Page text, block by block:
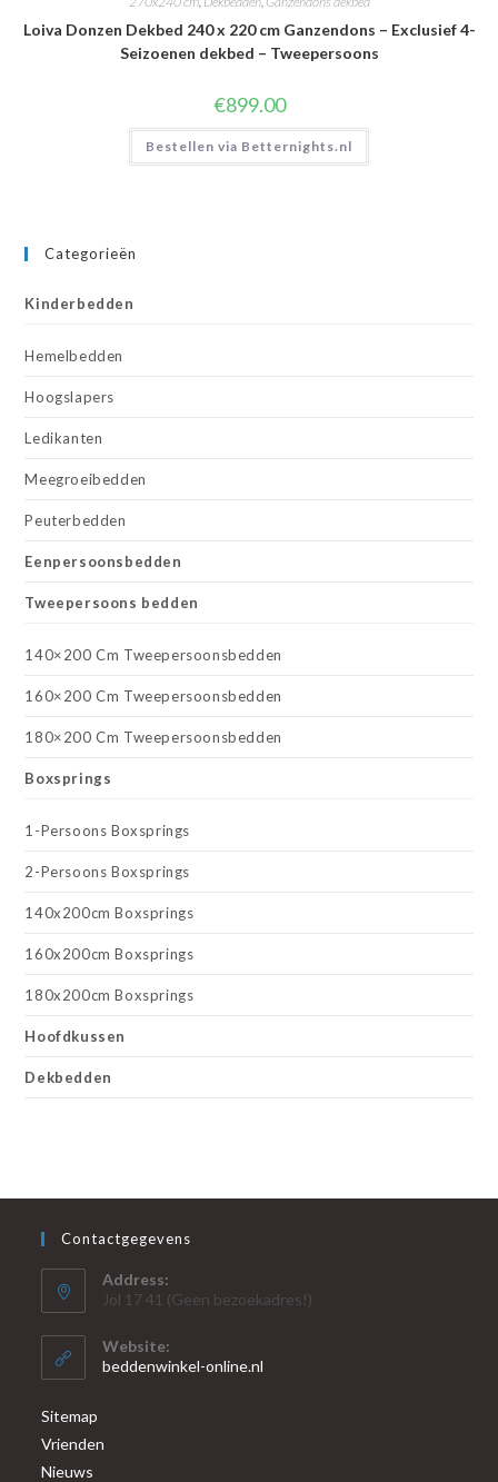
Loiva Donzen Dekbed 240 x 220 cm Ganzendons – Exclusief 4-
Seizoenen dekbed – Tweepersoons
€899.00
Bestellen via Betternights.nl
Categorieën
Kinderbedden
Hemelbedden
Hoogslapers
Ledikanten
Meegroeibedden
Peuterbedden
Eenpersoonsbedden
Tweepersoons bedden
140×200 Cm Tweepersoonsbedden
160×200 Cm Tweepersoonsbedden
180×200 Cm Tweepersoonsbedden
Boxsprings
1-Persoons Boxsprings
2-Persoons Boxsprings
140x200cm Boxsprings
160x200cm Boxsprings
180x200cm Boxsprings
Hoofdkussen
Dekbedden
Contactgegevens
Address:
Jol 17 41 (Geen bezoekadres!)
Website:
beddenwinkel-online.nl
Sitemap
Vrienden
Nieuws